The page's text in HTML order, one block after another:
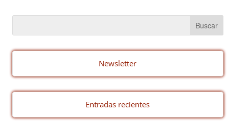
e
b
o
k
e
st
p
ar
tir
Newsletter
Entradas recientes